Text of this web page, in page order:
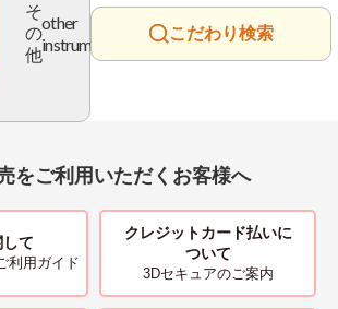
そ
の
他
other
instrument
こだわり検索
をご利用いただくお客様へ
て
利用ガイド
クレジットカード払いに
ついて
3Dセキュアのご案内